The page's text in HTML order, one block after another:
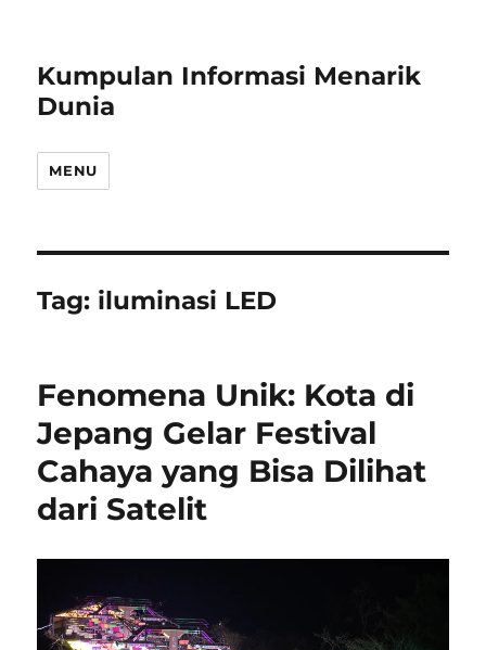
Kumpulan Informasi Menarik
Dunia
MENU
Tag: iluminasi LED
Fenomena Unik: Kota di
Jepang Gelar Festival
Cahaya yang Bisa Dilihat
dari Satelit